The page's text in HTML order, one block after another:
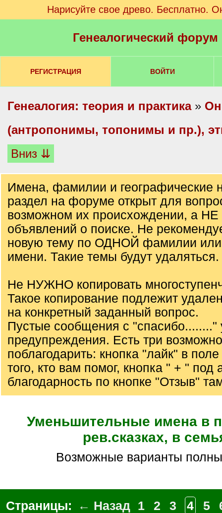
Нарисуйте свое древо. Бесплатно.
Генеалогический
РЕГИСТРАЦИЯ ВОЙТИ
Генеалогия: теория и практика»
(антропонимы, топонимы и пр.),
Вниз ⇊
Имена, фамилии и географические
раздел на форуме открыт для
возможном их происхождении, а НЕ
объявлений о поиске. Не
новую тему по ОДНОЙ фамилии
имени. Такие темы будут удаляться.
Не НУЖНО копировать
Такое копирование подлежит
на конкретный заданный вопрос.
Пустые сообщения с "спасибо........"
предупреждения. Есть три
поблагодарить: кнопка "лайк" в
того, кто вам помог, кнопка " + " под
благодарность по кнопке "Отзыв"
Уменьшительные имена в
рев.сказках, в
возможные варианты
Страницы: ← Назад 1 2 3 4 5